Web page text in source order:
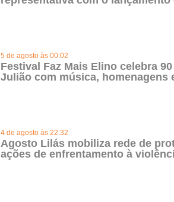
5 de agosto às 00:02
Festival Faz Mais Elino celebra
Julião com música, homenagens
4 de agosto às 22:32
Agosto Lilás mobiliza rede de
ações de enfrentamento à